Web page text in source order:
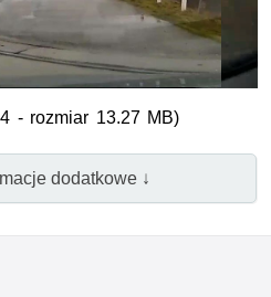
wideo
- rozmiar 13.27 MB)
dodatkowe ↓